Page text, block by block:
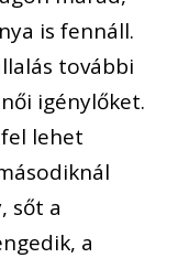
is fennáll.
további
igénylőket.
lehet
sőt a
a